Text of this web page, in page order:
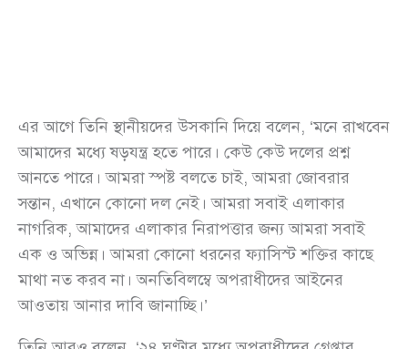
এর আগে তিনি স্থানীয়দের উসকানি দিয়ে বলেন, ‘মনে রাখবেন
আমাদের মধ্যে ষড়যন্ত্র হতে পারে। কেউ কেউ দলের প্রশ্ন
আনতে পারে। আমরা স্পষ্ট বলতে চাই, আমরা জোবরার
সন্তান, এখানে কোনো দল নেই। আমরা সবাই এলাকার
নাগরিক, আমাদের এলাকার নিরাপত্তার জন্য আমরা সবাই
এক ও অভিন্ন। আমরা কোনো ধরনের ফ্যাসিস্ট শক্তির কাছে
মাথা নত করব না। অনতিবিলম্বে অপরাধীদের আইনের
আওতায় আনার দাবি জানাচ্ছি।’